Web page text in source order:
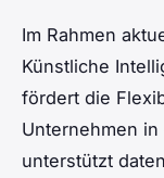
Im Rahmen
Künstliche
fördert die
Unternehmen
unterstützt